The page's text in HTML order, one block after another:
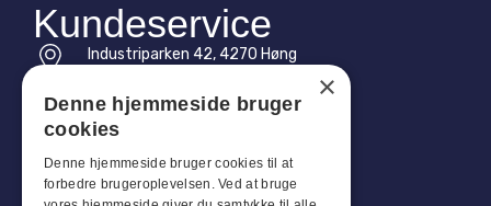
Kundeservice
Industriparken 42, 4270 Høng
Tlf: +45 4396 4122
E-post: vb@viggobendz.dk
×
Denne hjemmeside bruger
cookies
Denne hjemmeside bruger cookies til at
forbedre brugeroplevelsen. Ved at bruge